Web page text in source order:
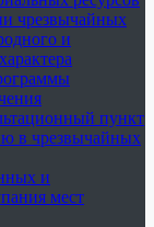
чрезвычайных
и
пункт
в чрезвычайных
и
мест